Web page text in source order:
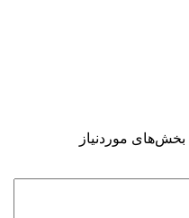
بخش‌های موردنیاز